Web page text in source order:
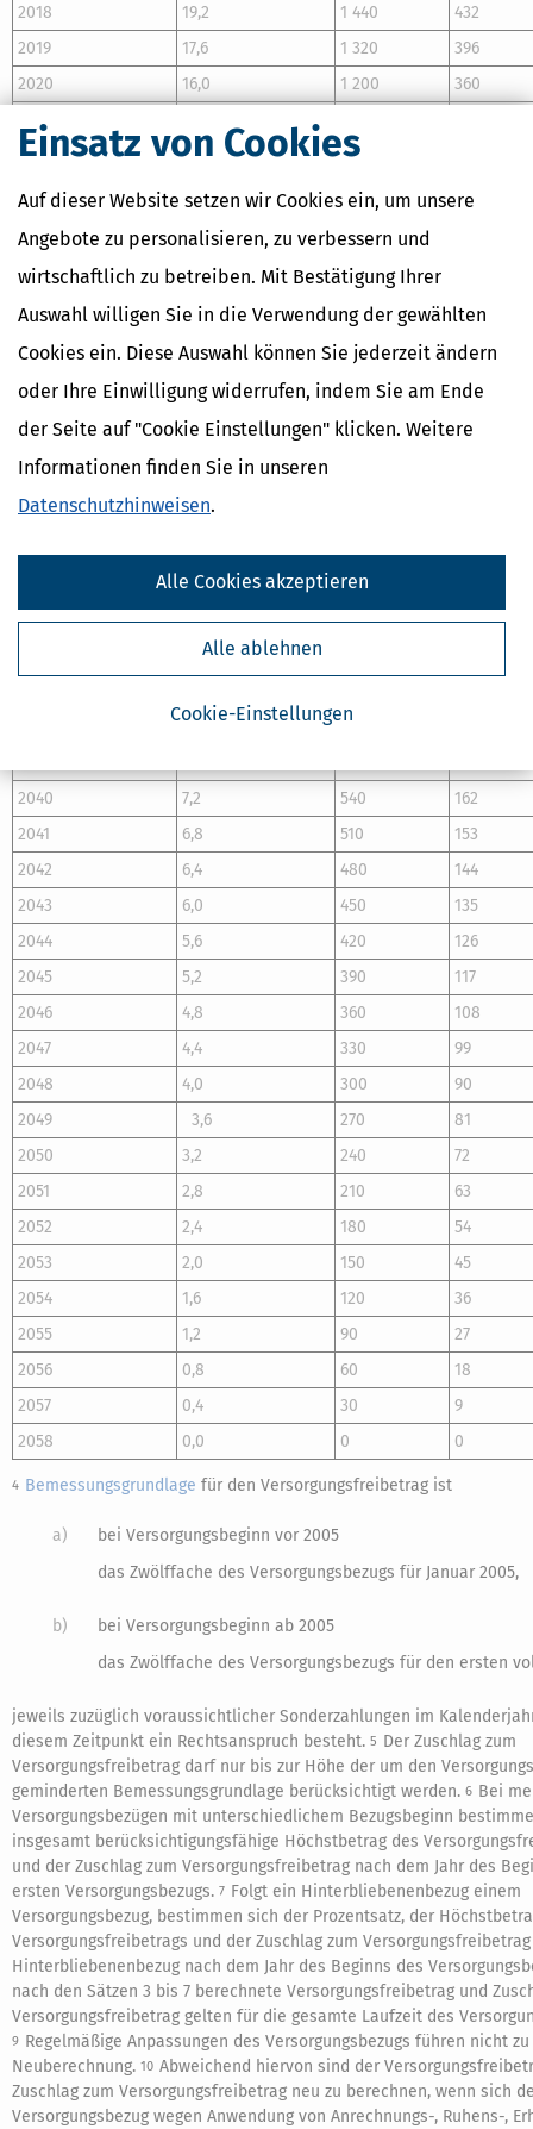
Einsatz von Cookies
Auf dieser Website setzen wir Cookies ein, um unsere
Angebote zu personalisieren, zu verbessern und
wirtschaftlich zu betreiben. Mit Bestätigung Ihrer
Auswahl willigen Sie in die Verwendung der gewählten
Cookies ein. Diese Auswahl können Sie jederzeit ändern
oder Ihre Einwilligung widerrufen, indem Sie am Ende
der Seite auf "Cookie Einstellungen" klicken. Weitere
Informationen finden Sie in unseren
Datenschutzhinweisen.
Cookie-Einstellungen
Alle ablehnen
Alle Cookies akzeptieren
2018
19,2 1 440
432
2019
17,6 1 320
396
2020
16,0 1 200
360
2021
2022
14,4 1 080
2023
14,0 1 050
13,6
900
11,6
2030
11,2 840
252
2031
10,8
2032
10,4
9,6 720
2035
9,2 690
207
8,8
8,0 600
2040
7,2 540
162
2041
6,8 510
153
2042
6,4 480
144
2043
6,0 450
135
2044
5,6 420
126
2045
5,2 390
117
2046
4,8 360
108
2047
4,4 330
99
2048
4,0 300
90
2049
3,6 270
81
2050
3,2 240
72
2051
2,8 210
63
2052
2,4 180
54
2053
2,0 150
45
2054
1,6 120
36
2055
1,2 90
27
2056
0,8 60
18
2057
0,4 30
9
2058
0,0 0 0
4 Bemessungsgrundlage für den Versorgungsfreibetrag ist
a)
bei Versorgungsbeginn vor 2005
das Zwölffache des Versorgungsbezugs für Januar 2005,
b)
bei Versorgungsbeginn ab 2005
das Zwölffache des Versorgungsbezugs für den ersten
jeweils zuzüglich voraussichtlicher Sonderzahlungen im
diesem Zeitpunkt ein Rechtsanspruch besteht. 5 Der Zuschlag zum
Versorgungsfreibetrag darf nur bis zur Höhe der um den
geminderten Bemessungsgrundlage berücksichtigt werden. 6 Bei
Versorgungsbezügen mit unterschiedlichem Bezugsbeginn
insgesamt berücksichtigungsfähige Höchstbetrag des
und der Zuschlag zum Versorgungsfreibetrag nach dem Jahr des
ersten Versorgungsbezugs. 7 Folgt ein Hinterbliebenenbezug einem
Versorgungsbezug, bestimmen sich der Prozentsatz, der
Versorgungsfreibetrags und der Zuschlag zum
Hinterbliebenenbezug nach dem Jahr des Beginns des
nach den Sätzen 3 bis 7 berechnete Versorgungsfreibetrag und
Versorgungsfreibetrag gelten für die gesamte Laufzeit des
9 Regelmäßige Anpassungen des Versorgungsbezugs führen nicht
Neuberechnung. 10 Abweichend hiervon sind der
Zuschlag zum Versorgungsfreibetrag neu zu berechnen, wenn sich
Versorgungsbezug wegen Anwendung von Anrechnungs-, Ruhens-,